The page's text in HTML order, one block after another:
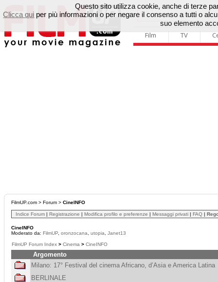
Film TV
FilmUP.com > Forum > CineINFO
Indice Forum | Registrazione | Modifica profilo e preferenze | Messaggi privati | FAQ |
CineINFO
Moderato da: FilmUP oronzocana utopia Janet13
FilmUP Forum Index > Cinema > CineINFO
Argomento
Milano: 17° Festival del cinema Africano, d’Asia e America Latina
BERLINALE
Questo sito utilizza cookie, anche di terze
Clicca qui per più informazioni o per negare il consenso a tutti o
suo elemento